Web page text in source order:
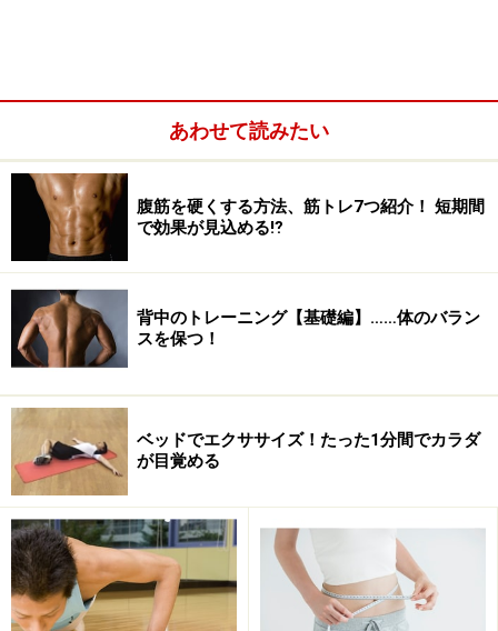
まずは、よくあるNG例からご紹介していきます。
前かがみになると、負荷が半減
自己流のスクワットをやっている方も多いと思います
が、できれば一度鏡を見てフォームのチェックをしてみ
てください。回数をこなすために、無意識に負荷を下
あわせて読みたい
腹筋を硬くする方法、筋トレ7つ紹介！ 短期間
で効果が見込める⁉
背中のトレーニング【基礎編】……体のバラン
スを保つ！
ベッドでエクササイズ！たった1分間でカラダ
が目覚める